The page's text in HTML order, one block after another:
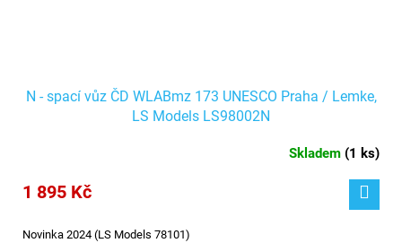
N - spací vůz ČD WLABmz 173 UNESCO Praha / Lemke,
LS Models LS98002N
Skladem (1 ks)
1 895 Kč
Novinka 2024 (LS Models 78101)